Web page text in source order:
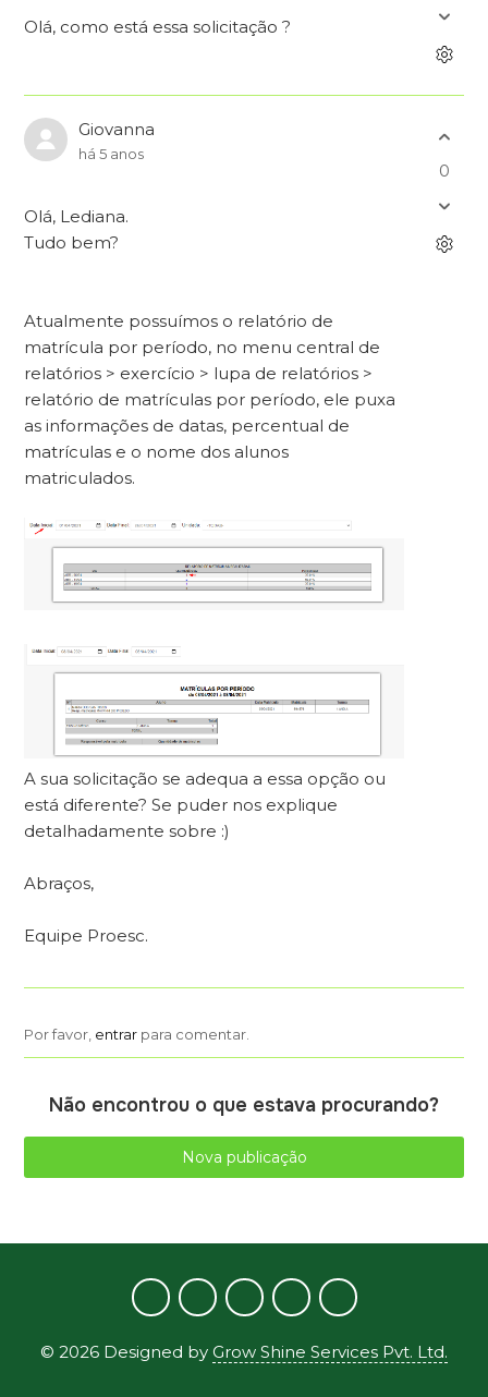
Olá, como está essa solicitação ?
Giovanna
há 5 anos
Olá, Lediana.
Tudo bem?
Atualmente possuímos o relatório de
matrícula por período, no menu central de
relatórios > exercício > lupa de relatórios >
relatório de matrículas por período, ele puxa
as informações de datas, percentual de
matrículas e o nome dos alunos
matriculados.
A sua solicitação se adequa a essa opção ou
está diferente? Se puder nos explique
detalhadamente sobre :)
Abraços,
Equipe Proesc.
0
Por favor, entrar para comentar.
Não encontrou o que estava procurando?
Nova publicação
© 2026 Designed by Grow Shine Services Pvt. Ltd.